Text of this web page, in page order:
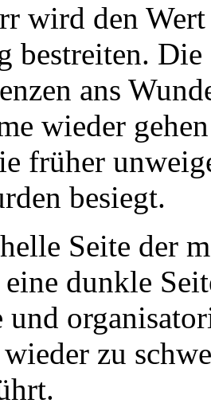
wird den
bestreiten.
ans
wieder
früher
besiegt.
Seite der
dunkle
zu